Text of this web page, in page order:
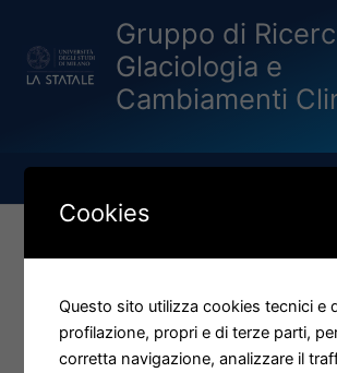
contenuto
Gruppo di
Glaciologia e
Cambiamenti
Eventi
Cookies
Questo sito utilizza cookies tecnici e
profilazione, propri e di terze parti,
corretta navigazione, analizzare il